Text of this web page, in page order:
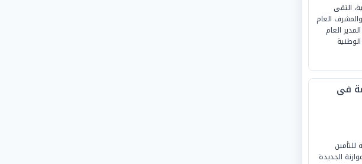
التقى
العام
العام
فى
للتأمين
الجديدة